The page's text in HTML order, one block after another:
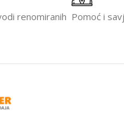
renomiranih Pomoć i